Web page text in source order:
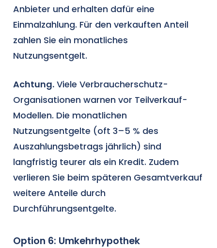
Anbieter und erhalten dafür eine
Einmalzahlung. Für den verkauften Anteil
zahlen Sie ein monatliches
Nutzungsentgelt.
Achtung.Viele Verbraucherschutz-
Organisationen warnen vor Teilverkauf-
Modellen. Die monatlichen
Nutzungsentgelte (oft 3–5 % des
Auszahlungsbetrags jährlich) sind
langfristig teurer als ein Kredit. Zudem
verlieren Sie beim späteren Gesamtverkauf
weitere Anteile durch
Durchführungsentgelte.
Option 6: Umkehrhypothek